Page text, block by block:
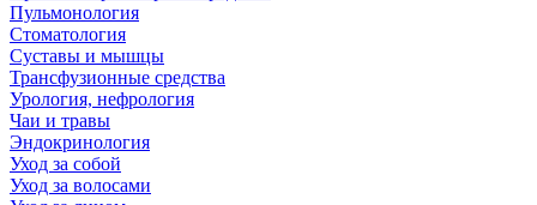
Пульмонология
Стоматология
Суставы и мышцы
Трансфузионные средства
Урология, нефрология
Чаи и травы
Эндокринология
Уход за собой
Уход за волосами